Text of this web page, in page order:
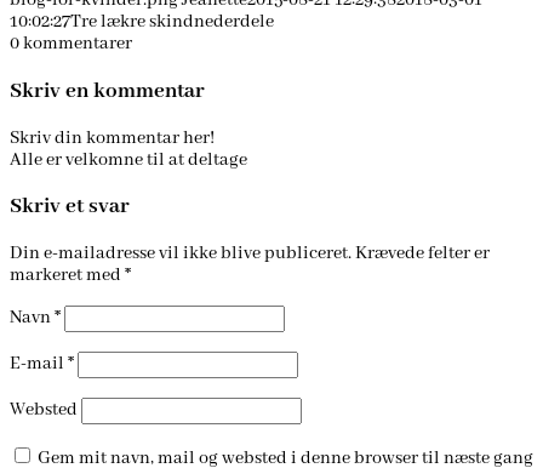
10:02:27Tre lækre skindnederdele
0kommentarer
Skriv en kommentar
Skriv din kommentar her!
Alle er velkomne til at deltage
Skriv et svar
Din e-mailadresse vil ikke blive publiceret.Krævede felter er
markeret med *
Navn*
E-mail *
Websted
Gem mit navn, mail og websted i denne browser til næste gang